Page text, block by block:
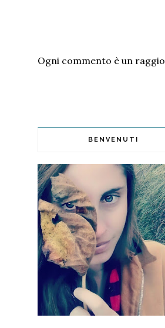
Ogni commento è un
BENVENUTI